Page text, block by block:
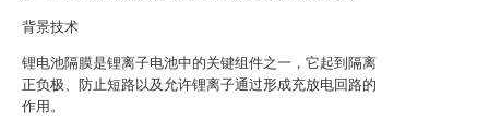
背景技术
锂电池隔膜是锂离子电池中的关键组件之一，它起到隔离
正负极、防止短路以及允许锂离子通过形成充放电回路的
作用。